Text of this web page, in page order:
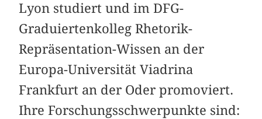
Lyon studiert und im DFG-
Graduiertenkolleg Rhetorik-
Repräsentation-Wissen an der
Europa-Universität Viadrina
Frankfurt an der Oder promoviert.
Ihre Forschungsschwerpunkte sind: